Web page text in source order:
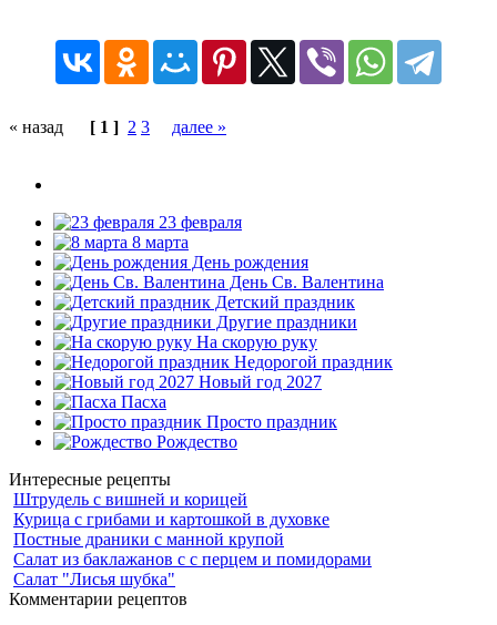
« назад [ 1 ] 2 3 далее »
23 февраля
8 марта
День рождения
День Св. Валентина
Детский праздник
Другие праздники
На скорую руку
Недорогой праздник
Новый год 2027
Пасха
Просто праздник
Рождество
Интересные рецепты
Штрудель с вишней и корицей
Курица с грибами и картошкой в духовке
Постные драники с манной крупой
Салат из баклажанов с с перцем и помидорами
Салат "Лисья шубка"
Комментарии рецептов